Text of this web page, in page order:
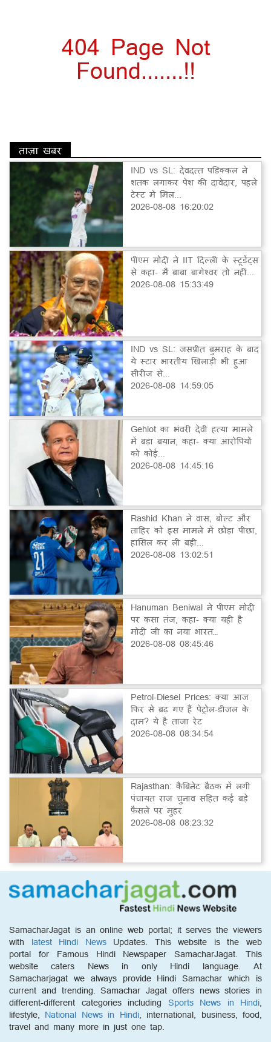
404 Page Not
Found.......!!
ताज़ा खबर
IND vs SL: देवदत्त पडिक्कल ने
शतक लगाकर पेश की दावेदार, पहले
टेस्ट में मिल...
2026-08-08 16:20:02
पीएम मोदी ने IIT दिल्ली के स्टूडेंट्स
से कहा- मैं बाबा बागेश्वर तो नहीं...
2026-08-08 15:33:49
IND vs SL: जसप्रीत बुमराह के बाद
ये स्टार भारतीय खिलाड़ी भी हुआ
सीरीज से...
2026-08-08 14:59:05
Gehlot का भंवरी देवी हत्या मामले
में बड़ा बयान, कहा- क्या आरोपियों
को कोई...
2026-08-08 14:45:16
Rashid Khan ने वास, बोल्ट और
ताहिर को इस मामले में छोड़ा पीछा,
हासिल कर ली बड़ी...
2026-08-08 13:02:51
Hanuman Beniwal ने पीएम मोदी
पर कसा तंज, कहा- क्या यही है
मोदी जी का नया भारत…
2026-08-08 08:45:46
Petrol-Diesel Prices: क्या आज
फिर से बढ़ गए हैं पेट्रोल-डीजल के
दाम? ये है ताजा रेट
2026-08-08 08:34:54
Rajasthan: कैबिनेट बैठक में लगी
पंचायत राज चुनाव सहित कई बड़े
फैसले पर मुहर
2026-08-08 08:23:32
SamacharJagat is an online web portal; it serves the viewers
with latest Hindi NewsUpdates. This website is the web
portal for Famous Hindi Newspaper SamacharJagat. This
website caters News in only Hindi language. At
Samacharjagat we always provide Hindi Samachar which is
current and trending. Samachar Jagat offers news stories in
different-different categories including Sports News in Hindi,
lifestyle, National News in Hindi, international, business, food,
travel and many more in just one tap.